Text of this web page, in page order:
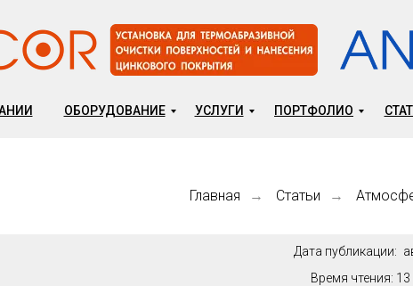
УСЛУГИ ПОРТФОЛИО
ОБОРУДОВАНИЕ
Главная → Статьи →
Дата публикации:
Время чтения: